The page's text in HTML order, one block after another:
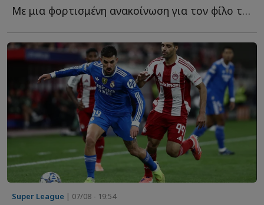
Με μια φορτισμένη ανακοίνωση για τον φίλο της ΑΕΚ που έ...
Super League | 07/08 - 19:54